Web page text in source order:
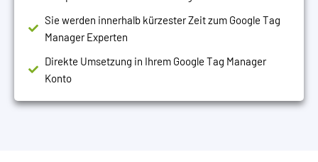
Sie werden innerhalb kürzester Zeit zum Google Tag
Manager Experten
Direkte Umsetzung in Ihrem Google Tag Manager
Konto